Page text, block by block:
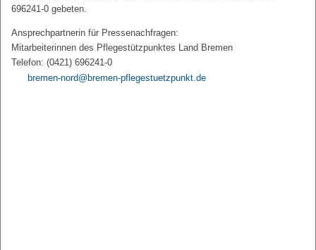
696241-0 gebeten.
Ansprechpartnerin für Pressenachfragen:
Mitarbeiterinnen des Pflegestützpunktes Land Bremen
Telefon: (0421) 696241-0
bremen-nord@bremen-pflegestuetzpunkt.de